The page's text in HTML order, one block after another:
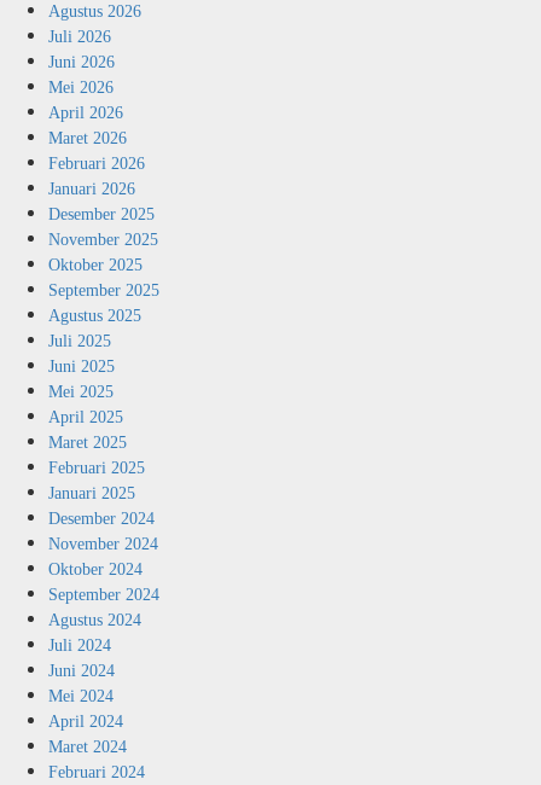
Agustus 2026
Juli 2026
Juni 2026
Mei 2026
April 2026
Maret 2026
Februari 2026
Januari 2026
Desember 2025
November 2025
Oktober 2025
September 2025
Agustus 2025
Juli 2025
Juni 2025
Mei 2025
April 2025
Maret 2025
Februari 2025
Januari 2025
Desember 2024
November 2024
Oktober 2024
September 2024
Agustus 2024
Juli 2024
Juni 2024
Mei 2024
April 2024
Maret 2024
Februari 2024